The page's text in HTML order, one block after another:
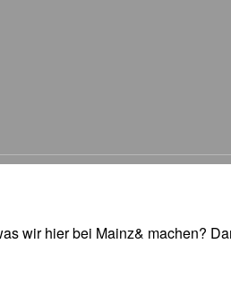
wir hier bei Mainz& machen?